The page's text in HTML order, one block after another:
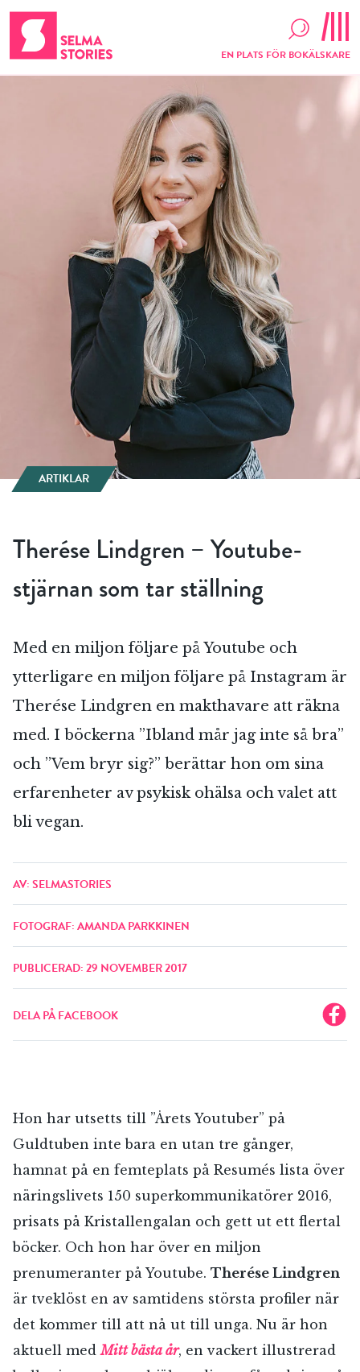
EN PLATS FÖR BOKÄLSKARE
ARTIKLAR
Therése Lindgren – Youtube-
stjärnan som tar ställning
Med en miljon följare på Youtube och
ytterligare en miljon följare på Instagram är
Therése Lindgren en makthavare att räkna
med. I böckerna ”Ibland mår jag inte så bra”
och ”Vem bryr sig?” berättar hon om sina
erfarenheter av psykisk ohälsa och valet att
bli vegan.
AV: SELMASTORIES
FOTOGRAF: AMANDA PARKKINEN
PUBLICERAD: 29 NOVEMBER 2017
DELA PÅ FACEBOOK
Hon har utsetts till ”Årets Youtuber” på
Guldtuben inte bara en utan tre gånger,
hamnat på en femteplats på Resumés lista över
näringslivets 150 superkommunikatörer 2016,
prisats på Kristallengalan och gett ut ett flertal
böcker. Och hon har över en miljon
prenumeranter på Youtube. Therése Lindgren
är tveklöst en av samtidens största profiler när
det kommer till att nå ut till unga. Nu är hon
aktuell medMitt bästa år, en vackert illustrerad